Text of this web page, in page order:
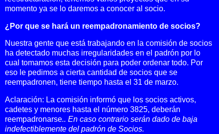
momento ya se lo daremos a conocer al socio.
¿Por que se hará un reempadronamiento de socios?
Nuestra gente que está trabajando en la comisión de socios
ha detectado muchas irregularidades en el padrón por lo
cual tomamos esta decisión para poder ordenar todo. Por
eso le pedimos a cierta cantidad de socios que se
reempadronen, tiene tiempo hasta el 31 de marzo.
Aclaración: La comisión informó que l os socios activos,
cadetes y menores hasta el número 3825, deberán
reempadronarse.. En caso contrario serán dado de baja
indefectiblemente del padrón de Socios.